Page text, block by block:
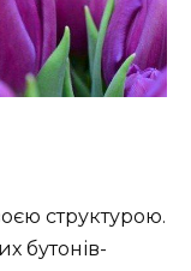
структурою.
бутонів-